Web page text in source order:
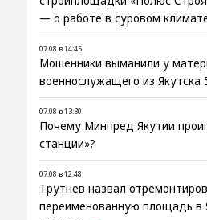
— о работе в суровом
07.08 в 14:45
Мошенники выманили у
военнослужащего из Якутска
07.08 в 13:30
Почему Минпред Якутии
станции»?
07.08 в 12:48
Трутнев назвал
переименованную площадь в